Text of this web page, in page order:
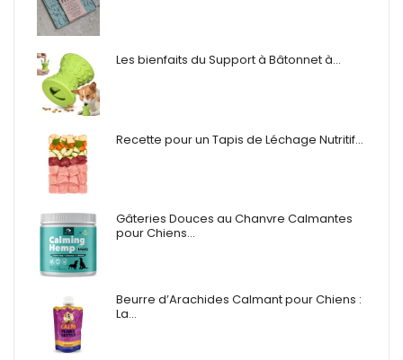
Les bienfaits du Support à Bâtonnet à…
Recette pour un Tapis de Léchage Nutritif…
Gâteries Douces au Chanvre Calmantes
pour Chiens…
Beurre d’Arachides Calmant pour Chiens :
La…